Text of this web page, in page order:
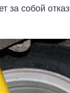
за собой